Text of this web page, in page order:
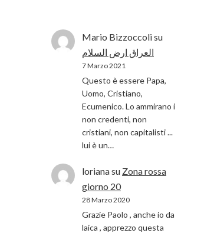
Mario Bizzoccolisu
العراق ارض السلام
7 Marzo 2021
Questo è essere Papa,
Uomo, Cristiano,
Ecumenico. Lo ammirano i
non credenti, non
cristiani, non capitalisti ...
lui è un…
lorianasu Zona rossa
giorno 20
28 Marzo 2020
Grazie Paolo , anche io da
laica , apprezzo questa